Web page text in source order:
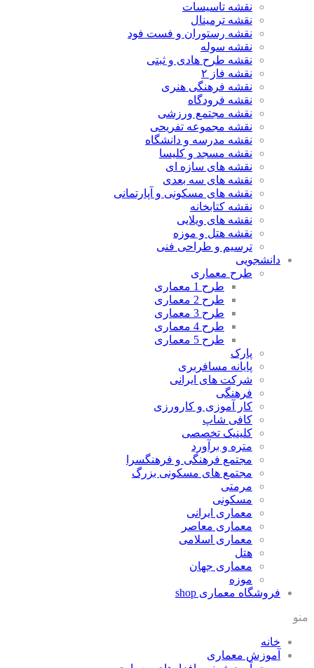
نقشه تاسیسات
نقشه ترمینال
نقشه رستوران و فست فود
نقشه سوله
نقشه طرح هادی و ثبتی
نقشه فاز ۲
نقشه فرهنگی هنری
نقشه فرودگاه
نقشه مجتمع ورزشی
نقشه مجموعه تفریحی
نقشه مدرسه و دانشگاه
نقشه مسجد و کلیسا
نقشه های سازه ای
نقشه های سه بعدی
نقشه های مسکونی و آپارتمانی
نقشه کتابخانه
نقشه های ویلایی
نقشه هتل و موزه
ترسیم و طراحی فنی
دانشجویی
طرح معماری
طرح 1 معماری
طرح 2 معماری
طرح 3 معماری
طرح 4 معماری
طرح 5 معماری
پارک
پایانه مسافربری
شرکت های ایرانی
فرهنگی
کار آموزی و کارورزی
کافی شاپ
کلینیک تخصصی
متره و برآورد
مجتمع فرهنگی و فرهنگسرا
مجتمع های مسکونی بزرگ
مرمتی
مسکونی
معماری ایرانی
معماری معاصر
معماری اسلامی
هتل
معماری جهان
موزه
فروشگاه معماری shop
منو
خانه
آموزش معماری